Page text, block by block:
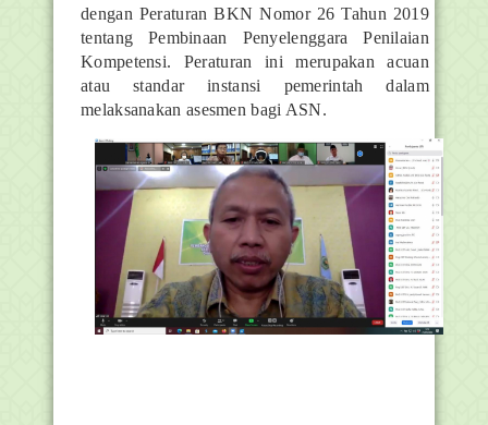
dengan Peraturan BKN Nomor 26 Tahun 2019
tentang Pembinaan Penyelenggara Penilaian
Kompetensi. Peraturan ini merupakan acuan
atau standar instansi pemerintah dalam
melaksanakan asesmen bagi ASN.